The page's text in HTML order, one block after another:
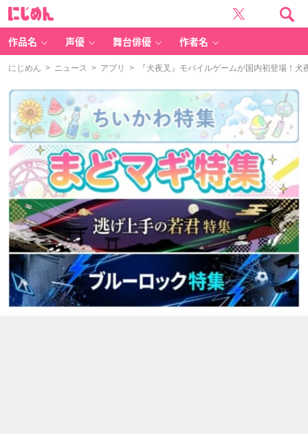
作品名 声優 舞台俳優 作者名
にじめん > ニュース > アプリ > 『犬夜叉』モバイルゲームが国内初登場！